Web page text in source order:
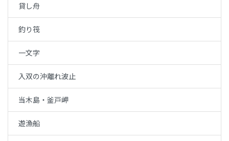
貸し舟
釣り筏
一文字
入双の沖離れ波止
当木島・釜戸岬
遊漁船